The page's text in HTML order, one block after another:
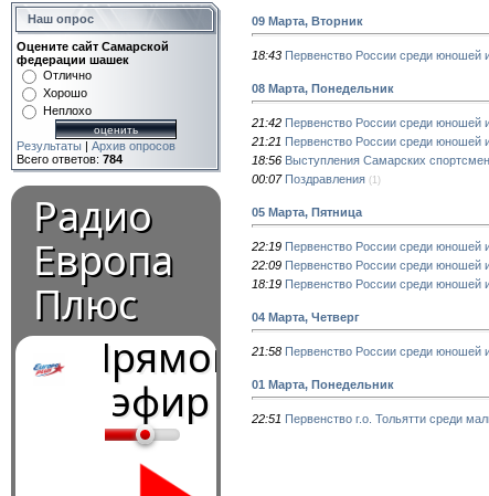
Наш опрос
Оцените сайт Самарской
федерации шашек
Отлично
Хорошо
Неплохо
Результаты | Архив опросов
Всего ответов: 784
Радио
Европа
Плюс
Прямой
эфир
09 Марта, Вторник
18:43 Первенство России среди юношей
08 Марта, Понедельник
21:42 Первенство России среди юношей
21:21 Первенство России среди юношей
18:56 Выступления Самарских
00:07 Поздравления (1)
05 Марта, Пятница
22:19 Первенство России среди юношей
22:09 Первенство России среди юношей
18:19 Первенство России среди юношей
04 Марта, Четверг
21:58 Первенство России среди юношей
01 Марта, Понедельник
22:51 Первенство г.о. Тольятти среди